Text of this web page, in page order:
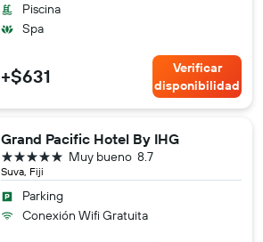
Piscina
Spa
+$631
Verificar
disponibilidad
Grand Pacific Hotel By IHG
Suva, Fiji
8.7
Muy bueno
5 estrellas
Parking
Conexión Wifi Gratuita